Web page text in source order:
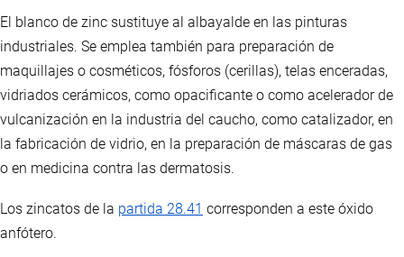
El blanco de zinc sustituye al albayalde en las pinturas
industriales. Se emplea también para preparación de
maquillajes o cosméticos, fósforos (cerillas), telas enceradas,
vidriados cerámicos, como opacificante o como acelerador de
vulcanización en la industria del caucho, como catalizador, en
la fabricación de vidrio, en la preparación de máscaras de gas
o en medicina contra las dermatosis.
Los zincatos de la partida 28.41 corresponden a este óxido
anfótero.